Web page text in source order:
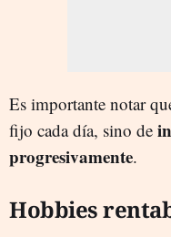
Es importante notar
fijo cada día, sino de
progresivamente.
Hobbies